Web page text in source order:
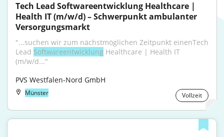
Tech Lead Softwareentwicklung Healthcare |
Health IT (m/w/d) – Schwerpunkt ambulanter
Versorgungsmarkt
"...suchen wir zum nächstmöglichen Zeitpunkt einenTech
Lead Softwareentwicklung Healthcare | Health IT
(m/w/d..."
PVS Westfalen-Nord GmbH
Münster Vollzeit